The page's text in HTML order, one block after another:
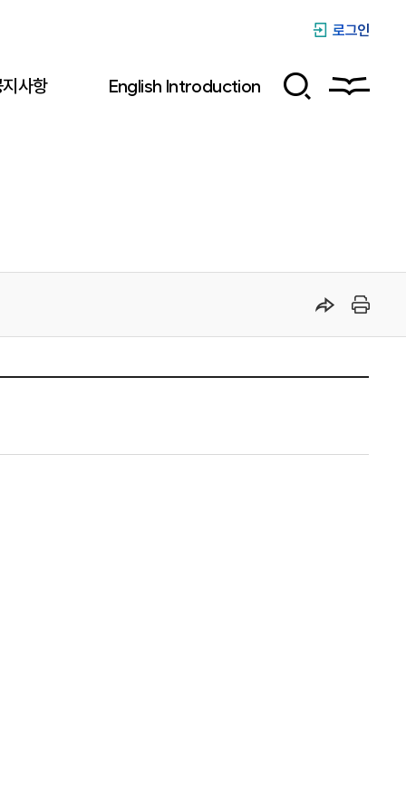
로그인
사항 English Introduction